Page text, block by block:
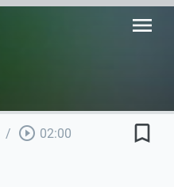
menu
/ play_circle_outline 02:00 bookmark_border